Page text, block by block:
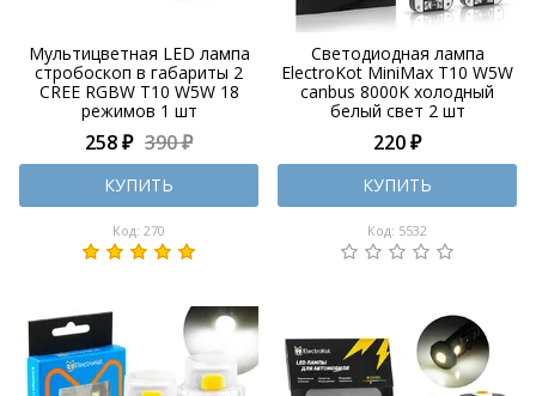
Мультицветная LED лампа
стробоскоп в габариты 2
CREE RGBW Т10 W5W 18
режимов 1 шт
258 ₽ 390 ₽
КУПИТЬ
Код: 270
Светодиодная лампа
ElectroKot MiniMax T10 W5W
canbus 8000K холодный
белый свет 2 шт
220 ₽
КУПИТЬ
Код: 5532